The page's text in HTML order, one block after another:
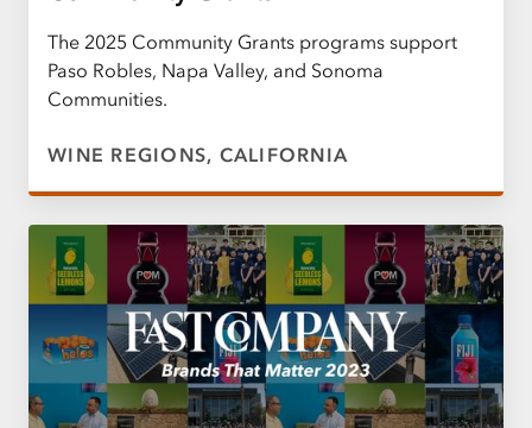
The 2025 Community Grants programs support
Paso Robles, Napa Valley, and Sonoma
Communities.
WINE REGIONS, CALIFORNIA